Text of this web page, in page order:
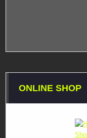
ONLINE SHOP